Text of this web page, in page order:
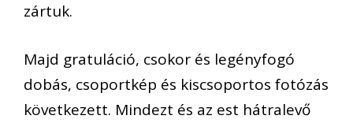
zártuk.
Majd gratuláció, csokor és legényfogó
dobás, csoportkép és kiscsoportos fotózás
következett. Mindezt és az est hátralevő